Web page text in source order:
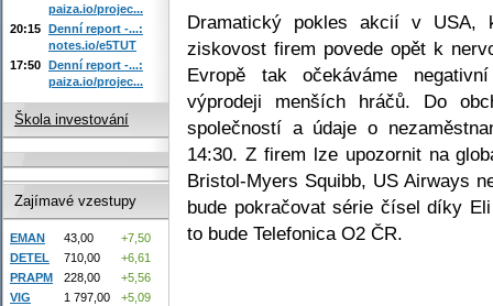
Dramatický pokles akcií v
ziskovost firem povede opět k
Evropě tak očekáváme
výprodeji menších hráčů. Do
společností a údaje o
14:30. Z firem lze upozornit na
Bristol-Myers Squibb, US Airways
bude pokračovat série čísel díky
to bude Telefonica O2 ČR.
paiza.io/projec...
20:15 Denní report -...:
notes.io/e5TUT
17:50 Denní report -...:
paiza.io/projec...
Škola investování
Zajímavé vzestupy
EMAN 43,00
+7,50
DETEL
710,00
+6,61
PRAPM
228,00
+5,56
VIG
1 797,00
+5,09